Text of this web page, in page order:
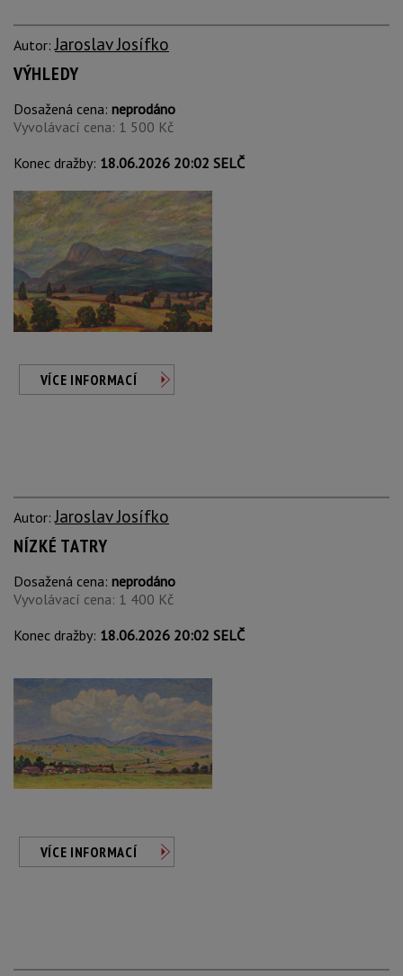
Autor:Jaroslav Josífko
VÝHLEDY
Dosažená cena: neprodáno
Vyvolávací cena: 1 500 Kč
Konec dražby: 18.06.2026 20:02 SELČ
VÍCE INFORMACÍ
Autor:Jaroslav Josífko
NÍZKÉ TATRY
Dosažená cena: neprodáno
Vyvolávací cena: 1 400 Kč
Konec dražby: 18.06.2026 20:02 SELČ
VÍCE INFORMACÍ